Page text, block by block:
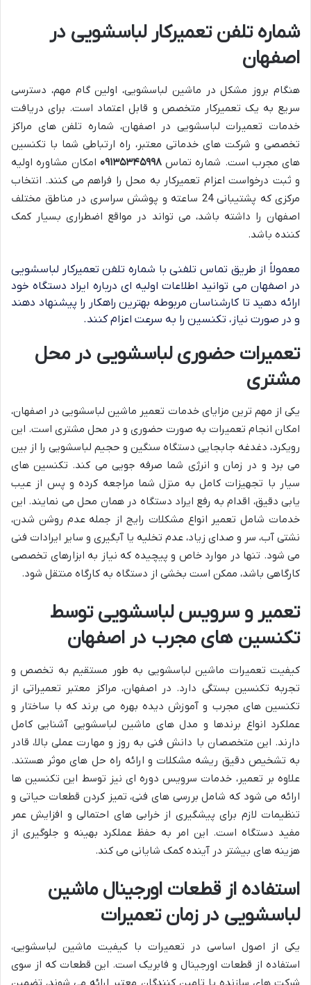
شماره تلفن تعمیرکار لباسشویی در
اصفهان
هنگام بروز مشکل در ماشین لباسشویی، اولین گام مهم، دسترسی
سریع به یک تعمیرکار متخصص و قابل اعتماد است. برای دریافت
خدمات تعمیرات لباسشویی در اصفهان، شماره تلفن های مراکز
تخصصی و شرکت های خدماتی معتبر، راه ارتباطی شما با تکنسین
های مجرب است. شماره تماس۰۹۱۳۵۳۴۵۹۹۸ امکان مشاوره اولیه
و ثبت درخواست اعزام تعمیرکار به محل را فراهم می کنند. انتخاب
مرکزی که پشتیبانی 24 ساعته و پوشش سراسری در مناطق مختلف
اصفهان را داشته باشد، می تواند در مواقع اضطراری بسیار کمک
کننده باشد.
معمولاً از طریق تماس تلفنی با شماره تلفن تعمیرکار لباسشویی
در اصفهان می توانید اطلاعات اولیه ای درباره ایراد دستگاه خود
ارائه دهید تا کارشناسان مربوطه بهترین راهکار را پیشنهاد دهند
و در صورت نیاز، تکنسین را به سرعت اعزام کنند.
تعمیرات حضوری لباسشویی در محل
مشتری
یکی از مهم ترین مزایای خدمات تعمیر ماشین لباسشویی در اصفهان،
امکان انجام تعمیرات به صورت حضوری و در محل مشتری است. این
رویکرد، دغدغه جابجایی دستگاه سنگین و حجیم لباسشویی را از بین
می برد و در زمان و انرژی شما صرفه جویی می کند. تکنسین های
سیار با تجهیزات کامل به منزل شما مراجعه کرده و پس از عیب
یابی دقیق، اقدام به رفع ایراد دستگاه در همان محل می نمایند. این
خدمات شامل تعمیر انواع مشکلات رایج از جمله عدم روشن شدن،
نشتی آب، سر و صدای زیاد، عدم تخلیه یا آبگیری و سایر ایرادات فنی
می شود. تنها در موارد خاص و پیچیده که نیاز به ابزارهای تخصصی
کارگاهی باشد، ممکن است بخشی از دستگاه به کارگاه منتقل شود.
تعمیر و سرویس لباسشویی توسط
تکنسین های مجرب در اصفهان
کیفیت تعمیرات ماشین لباسشویی به طور مستقیم به تخصص و
تجربه تکنسین بستگی دارد. در اصفهان، مراکز معتبر تعمیراتی از
تکنسین های مجرب و آموزش دیده بهره می برند که با ساختار و
عملکرد انواع برندها و مدل های ماشین لباسشویی آشنایی کامل
دارند. این متخصصان با دانش فنی به روز و مهارت عملی بالا، قادر
به تشخیص دقیق ریشه مشکلات و ارائه راه حل های موثر هستند.
علاوه بر تعمیر، خدمات سرویس دوره ای نیز توسط این تکنسین ها
ارائه می شود که شامل بررسی های فنی، تمیز کردن قطعات حیاتی و
تنظیمات لازم برای پیشگیری از خرابی های احتمالی و افزایش عمر
مفید دستگاه است. این امر به حفظ عملکرد بهینه و جلوگیری از
هزینه های بیشتر در آینده کمک شایانی می کند.
استفاده از قطعات اورجینال ماشین
لباسشویی در زمان تعمیرات
یکی از اصول اساسی در تعمیرات با کیفیت ماشین لباسشویی،
استفاده از قطعات اورجینال و فابریک است. این قطعات که از سوی